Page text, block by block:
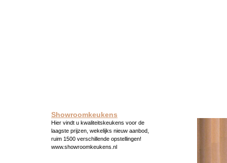
Showroomkeukens
Hier vindt u kwaliteitskeukens voor de
laagste prijzen, wekelijks nieuw aanbod,
ruim 1500 verschillende opstellingen!
www.showroomkeukens.nl